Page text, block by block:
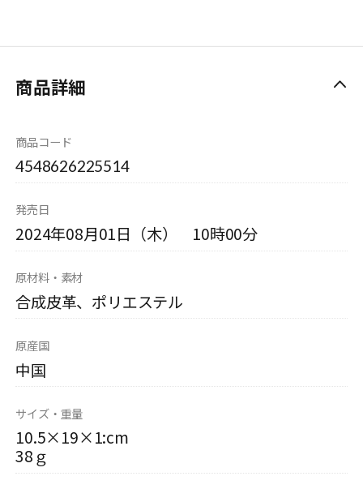
商品詳細
商品コード
4548626225514
発売日
2024年08月01日（木） 10時00分
原材料・素材
合成皮革、ポリエステル
原産国
中国
サイズ・重量
10.5×19×1:cm
38ｇ